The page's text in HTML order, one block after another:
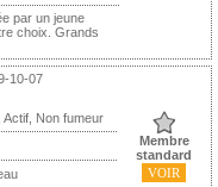
par un jeune
choix. Grands
10-07
Actif, Non fumeur
Membre
standard
VOIR